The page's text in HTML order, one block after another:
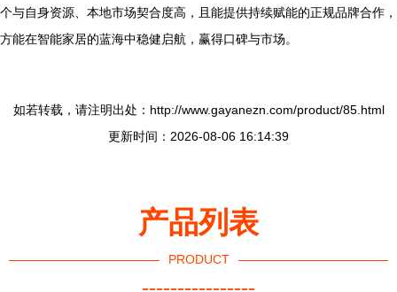
个与自身资源、本地市场契合度高，且能提供持续赋能的正规品牌合作，
方能在智能家居的蓝海中稳健启航，赢得口碑与市场。
如若转载，请注明出处：http://www.gayanezn.com/product/85.html
更新时间：2026-08-06 16:14:39
产品列表
PRODUCT
----------------